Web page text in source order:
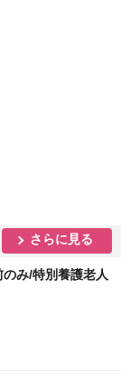
さらに見る
み/特別養護老人